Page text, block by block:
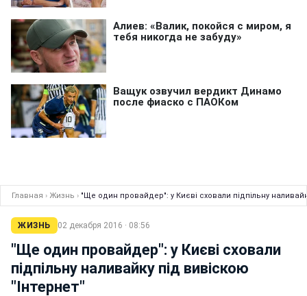
Главная › Жизнь › "Ще один провайдер": у Києві сховали підпільну
ЖИЗНЬ 02 декабря 2016 · 08:56
"Ще один провайдер": у Києві сховали
підпільну наливайку під вивіскою
"Інтернет"